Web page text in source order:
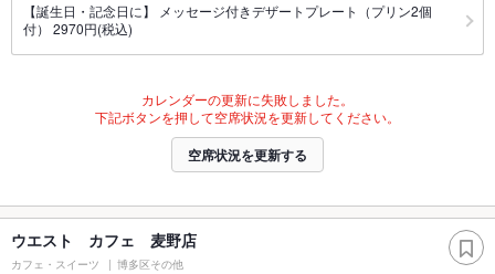
【誕生日・記念日に】 メッセージ付きデザートプレート（プリン2個
付） 2970円(税込)
カレンダーの更新に失敗しました。
下記ボタンを押して空席状況を更新してください。
空席状況を更新する
ウエスト カフェ 麦野店
カフェ・スイーツ 博多区その他